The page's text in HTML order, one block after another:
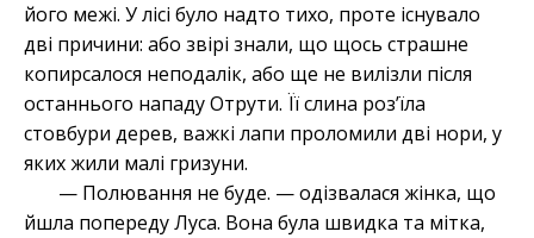
його межі. У лісі було надто тихо, проте існувало
дві причини: або звірі знали, що щось страшне
копирсалося неподалік, або ще не вилізли після
останнього нападу Отрути. Її слина роз’їла
стовбури дерев, важкі лапи проломили дві нори, у
яких жили малі гризуни.
— Полювання не буде. — одізвалася жінка, що
йшла попереду Луса. Вона була швидка та мітка,